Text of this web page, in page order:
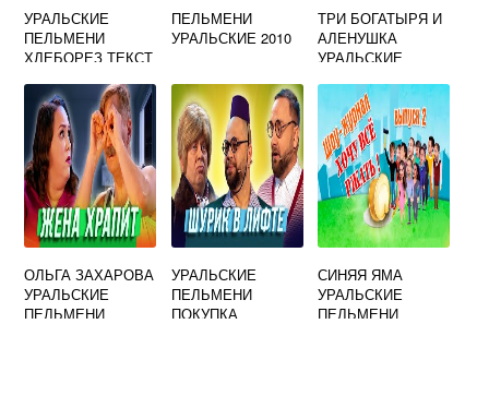
УРАЛЬСКИЕ
ПЕЛЬМЕНИ
ХЛЕБОРЕЗ ТЕКСТ
ПЕЛЬМЕНИ
УРАЛЬСКИЕ 2010
ТРИ БОГАТЫРЯ И
АЛЕНУШКА
УРАЛЬСКИЕ
ОЛЬГА ЗАХАРОВА
УРАЛЬСКИЕ
ПЕЛЬМЕНИ
УРАЛЬСКИЕ
ПЕЛЬМЕНИ
ПОКУПКА
СИНЯЯ ЯМА
УРАЛЬСКИЕ
ПЕЛЬМЕНИ